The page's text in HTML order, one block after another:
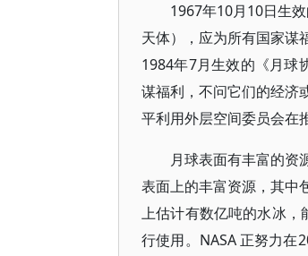
1967年10月10日生
天体），应为所有国家谋
1984年7月生效的《月球
谋福利，不问它们的经济
平利用外层空间委员会在
月球表面有丰富的资
表面上的丰富资源，其中
上估计有数亿吨的水冰，
行使用。NASA 正努力在